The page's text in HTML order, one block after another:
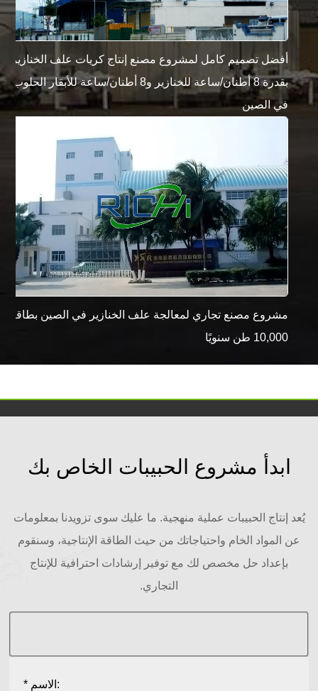
أفضل تصميم كامل لمشروع مصنع إنتاج كريات علف الخنازير
بقدرة 8 أطنان/ساعة للخنازير و8 أطنان/ساعة للأبقار الحلوب
في الصين
مشروع مصنع تجاري لمعالجة علف الخنازير في الصين بطاقة
10,000 طن سنويًا
ابدأ مشروع الحبيبات الخاص بك
يُعد إنتاج الحبيبات عملية منهجية. ما عليك سوى تزويدنا بمعلومات
عن المواد الخام واحتياجاتك من حيث الطاقة الإنتاجية، وسنقوم
بإعداد حل مخصص لك مع توفير إرشادات احترافية للإنتاج
التجاري.
* الاسم: